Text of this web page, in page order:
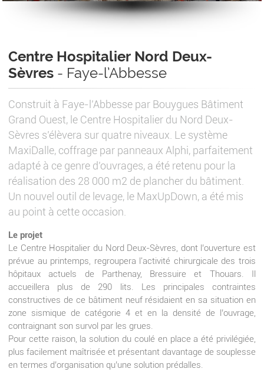
Centre Hospitalier Nord Deux-
Sèvres - Faye-l’Abbesse
Construit à Faye-l’Abbesse par Bouygues Bâtiment
Grand Ouest, le Centre Hospitalier du Nord Deux-
Sèvres s’élèvera sur quatre niveaux. Le système
MaxiDalle, coffrage par panneaux Alphi, parfaitement
adapté à ce genre d’ouvrages, a été retenu pour la
réalisation des 28 000 m2 de plancher du bâtiment.
Un nouvel outil de levage, le MaxUpDown, a été mis
au point à cette occasion.
Le projet
Le Centre Hospitalier du Nord Deux-Sèvres, dont l’ouverture est
prévue au printemps, regroupera l'activité chirurgicale des trois
hôpitaux actuels de Parthenay, Bressuire et Thouars. Il
accueillera plus de 290 lits. Les principales contraintes
constructives de ce bâtiment neuf résidaient en sa situation en
zone sismique de catégorie 4 et en la densité de l’ouvrage,
contraignant son survol par les grues.
Pour cette raison, la solution du coulé en place a été privilégiée,
plus facilement maîtrisée et présentant davantage de souplesse
en termes d’organisation qu’une solution prédalles.